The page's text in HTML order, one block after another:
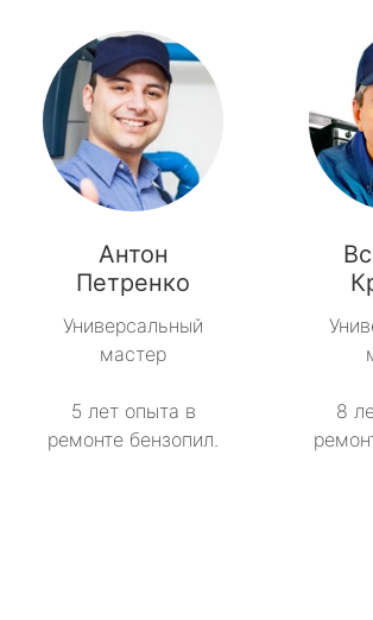
Антон
Петренко
Универсальный
мастер
5 лет опыта в
ремонте бензопил.
8